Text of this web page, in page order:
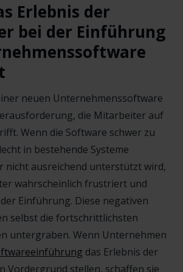
Erlebnis der
bei der Einführung
neuen Unternehmenssoftware
die Mitarbeiter auf
Wenn die Software schwer zu
in bestehende Systeme
nicht ausreichend unterstützt wird,
wahrscheinlich frustriert und
Einführung. Diese negativen
selbst die fortschrittlichsten
untergraben. Wenn Unternehmen
das Erlebnis der
Vordergrund stellen, schaffen sie